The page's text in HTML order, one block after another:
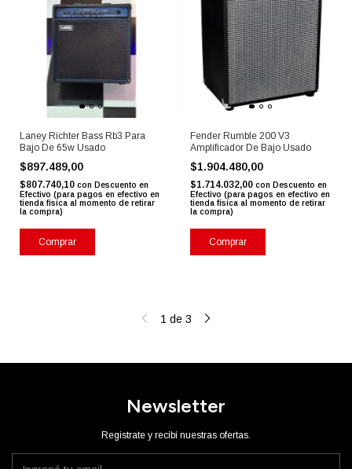
Laney Richter Bass Rb3 Para
Bajo De 65w Usado
$897.489,00
$807.740,10 con Descuento en
Efectivo (para pagos en efectivo en
tienda física al momento de retirar
la compra)
Comprar
Fender Rumble 200 V3
Amplificador De Bajo Usado
$1.904.480,00
$1.714.032,00 con Descuento en
Efectivo (para pagos en efectivo en
tienda física al momento de retirar
la compra)
Comprar
1 de 3
Newsletter
Registrate y recibí nuestras ofertas.